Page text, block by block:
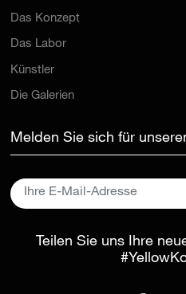
Das Konzept
Das Labor
Künstler
Die Galerien
Melden Sie sich für
Teilen Sie uns Ihre